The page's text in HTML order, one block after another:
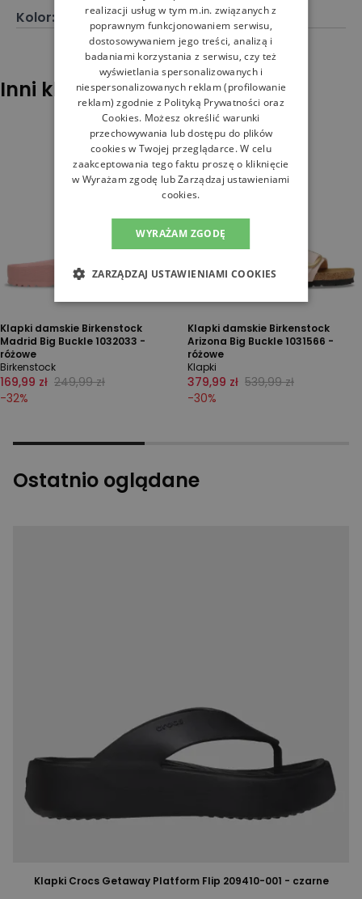
Kolor: Czarny
Inni klienci sprawdzali również
Klapki damskie Birkenstock
Madrid Big Buckle 1032033 -
różowe
Birkenstock
169,99 zł 249,99 zł
-32%
Klapki damskie Birkenstock
Arizona Big Buckle 1031566 -
różowe
Klapki
379,99 zł 539,99 zł
-30%
Ostatnio oglądane
Klapki Crocs Getaway Platform Flip 209410-001 - czarne
realizacji usług w tym m.in. związanych z
poprawnym funkcjonowaniem serwisu,
dostosowywaniem jego treści, analizą i
badaniami korzystania z serwisu, czy też
wyświetlania spersonalizowanych i
niespersonalizowanych reklam (profilowanie
reklam) zgodnie z Polityką Prywatności oraz
Cookies. Możesz określić warunki
przechowywania lub dostępu do plików
cookies w Twojej przeglądarce. W celu
zaakceptowania tego faktu proszę o kliknięcie
w Wyrażam zgodę lub Zarządzaj ustawieniami
cookies.
WYRAŻAM ZGODĘ
ZARZĄDZAJ USTAWIENIAMI COOKIES